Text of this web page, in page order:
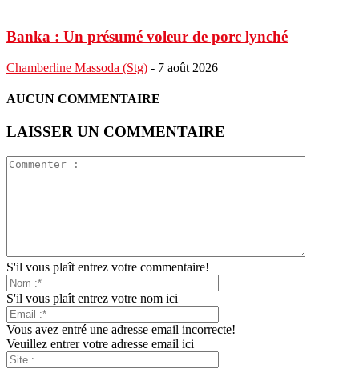
Banka : Un présumé voleur de porc lynché
Chamberline Massoda (Stg) - 7 août 2026
AUCUN COMMENTAIRE
LAISSER UN COMMENTAIRE
S'il vous plaît entrez votre commentaire!
S'il vous plaît entrez votre nom ici
Vous avez entré une adresse email incorrecte!
Veuillez entrer votre adresse email ici